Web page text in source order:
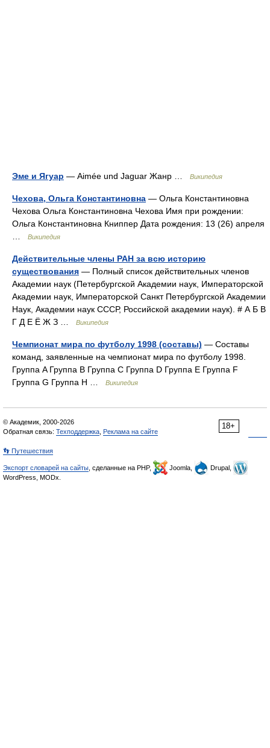
Эме и Ягуар — Aimée und Jaguar Жанр … Википедия
Чехова, Ольга Константиновна — Ольга Константиновна
Чехова Ольга Константиновна Чехова Имя при рождении:
Ольга Константиновна Книппер Дата рождения: 13 (26) апреля
Википедия
Действительные члены РАН за всю историю
существования — Полный список действительных членов
Академии наук (Петербургской Академии наук, Императорской
Академии наук, Императорской Санкт Петербургской Академии
Наук, Академии наук СССР, Российской академии наук). # А Б В
Г Д Е Ё Ж З …
Википедия
Чемпионат мира по футболу 1998 (составы) — Составы
команд, заявленные на чемпионат мира по футболу 1998.
Группа A Группа B Группа C Группа D Группа E Группа F
Группа G Группа H …
Википедия
18+
© Академик, 2000-2026
Обратная связь: Техподдержка Реклама на сайте
👣 Путешествия
Экспорт словарей на сайты , сделанные на PHP, Joomla,
Drupal,
WordPress, MODx.